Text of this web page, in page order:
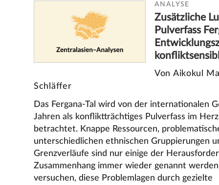
ANALYSE
Zusätzliche
Pulverfass
Von Aikokul
Schläffer
Das Fergana-Tal wird von der internationalen
Jahren als konfliktträchtiges Pulverfass im
betrachtet. Knappe Ressourcen,
unterschiedlichen ethnischen Gruppierungen
Grenzverläufe sind nur einige der
Zusammenhang immer wieder genannt
versuchen, diese Problemlagen durch gezielte